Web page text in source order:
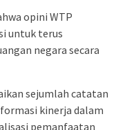
opini WTP
untuk terus
negara secara
sejumlah catatan
kinerja dalam
pemanfaatan